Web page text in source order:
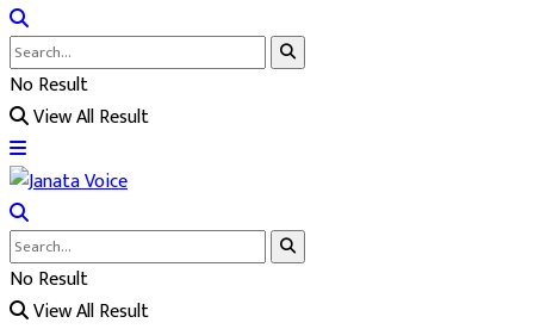
No Result
View All Result
No Result
View All Result